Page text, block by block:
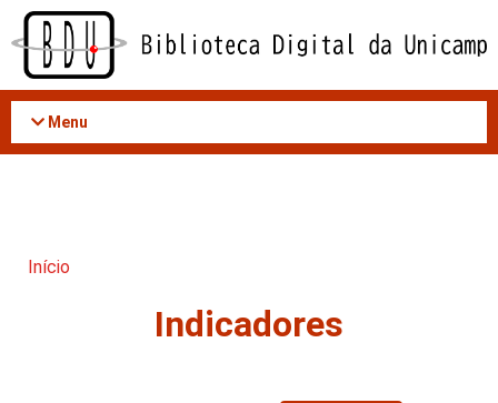
Acessar
conteúdo
Menu
Início
Indicadores